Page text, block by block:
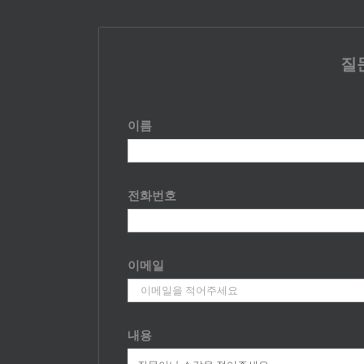
질
이름
전화번호
이메일
내용